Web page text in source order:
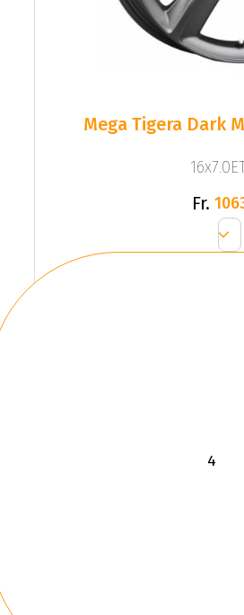
Mega Tigera Dark
Fr.